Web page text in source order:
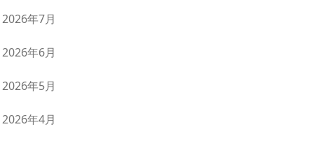
2026年7月
2026年6月
2026年5月
2026年4月